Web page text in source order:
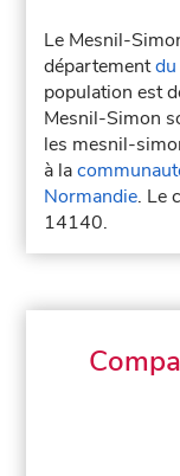
Le Mesnil-
département
population est
Mesnil-Simon
les mesnil-
à la
Normandie. Le
14140.